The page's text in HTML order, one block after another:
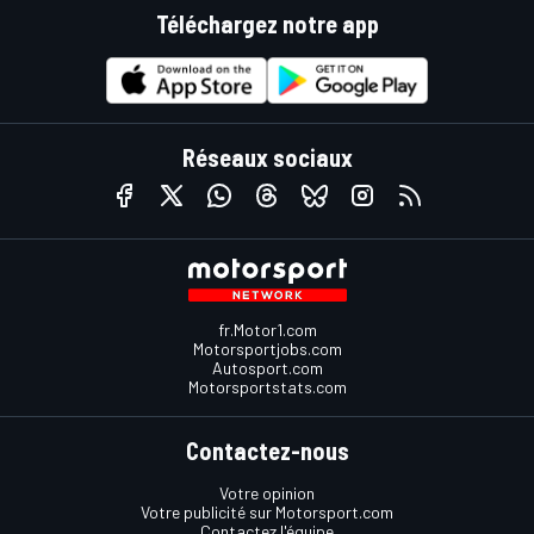
Téléchargez notre app
Réseaux sociaux
fr.Motor1.com
Motorsportjobs.com
Autosport.com
Motorsportstats.com
Contactez-nous
Votre opinion
Votre publicité sur Motorsport.com